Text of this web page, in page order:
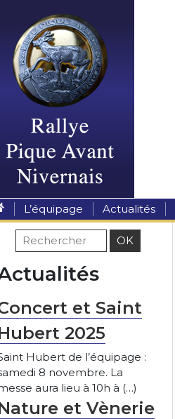
L’équipage Actualités
et Saint
2025
Hubert de l’équipage :
8 novembre. La
aura lieu à 10h à (…)
et Vènerie